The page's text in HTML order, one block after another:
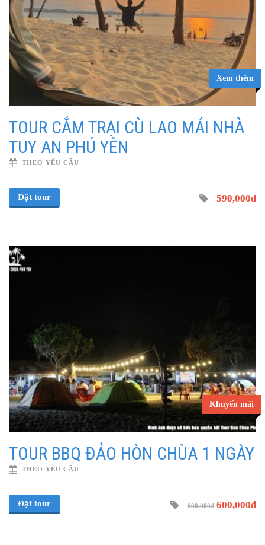
Xem thêm
TOUR CẮM TRẠI CÙ LAO MÁI NHÀ
TUY AN PHÚ YÊN
THEO YÊU CẦU
Đặt tour 590,000đ
Khuyến mãi
TOUR BBQ ĐẢO HÒN CHÙA 1 NGÀY
THEO YÊU CẦU
Đặt tour 690,000đ 600,000đ